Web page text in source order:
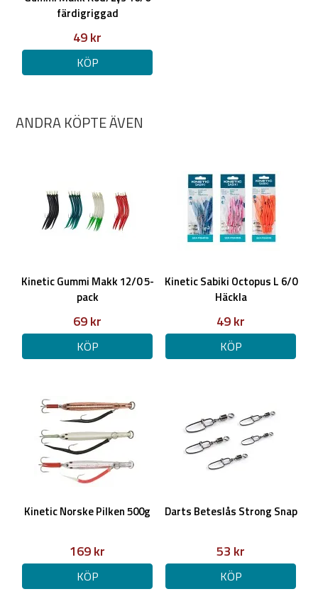
färdigriggad
49 kr
KÖP
ANDRA KÖPTE ÄVEN
Kinetic Gummi Makk 12/0 5-
pack
69 kr
KÖP
Kinetic Sabiki Octopus L 6/0
Häckla
49 kr
KÖP
Kinetic Norske Pilken 500g
169 kr
KÖP
Darts Beteslås Strong Snap
53 kr
KÖP